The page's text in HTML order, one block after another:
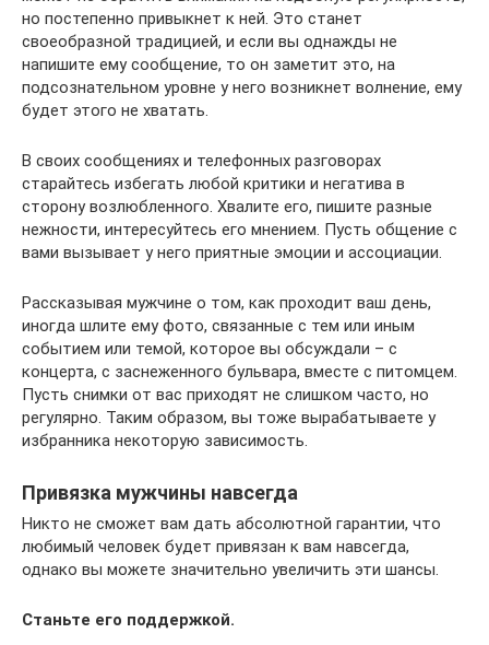
но постепенно привыкнет к ней. Это станет
своеобразной традицией, и если вы однажды не
напишите ему сообщение, то он заметит это, на
подсознательном уровне у него возникнет волнение, ему
будет этого не хватать.
В своих сообщениях и телефонных разговорах
старайтесь избегать любой критики и негатива в
сторону возлюбленного. Хвалите его, пишите разные
нежности, интересуйтесь его мнением. Пусть общение с
вами вызывает у него приятные эмоции и ассоциации.
Рассказывая мужчине о том, как проходит ваш день,
иногда шлите ему фото, связанные с тем или иным
событием или темой, которое вы обсуждали – с
концерта, с заснеженного бульвара, вместе с питомцем.
Пусть снимки от вас приходят не слишком часто, но
регулярно. Таким образом, вы тоже вырабатываете у
избранника некоторую зависимость.
Привязка мужчины навсегда
Никто не сможет вам дать абсолютной гарантии, что
любимый человек будет привязан к вам навсегда,
однако вы можете значительно увеличить эти шансы.
Станьте его поддержкой.